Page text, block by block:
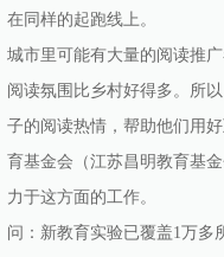
在同样的起跑线上。
城市里可能有大量的阅读推
阅读氛围比乡村好得多。所
子的阅读热情，帮助他们用
育基金会（江苏昌明教育基
力于这方面的工作。
问：新教育实验已覆盖1万多